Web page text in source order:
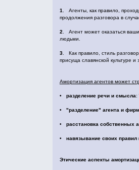
1. Агенты, как правило,
продолжения разговора в
2. Агент может оказаться
людьми.
3. Как правило, стиль
присуща славянской культуре и
Амортизация агентов может
• разделение речи и смысла:
• "разделение" агента и
• расстановка собственных
• навязывание своих правил
Этические аспекты